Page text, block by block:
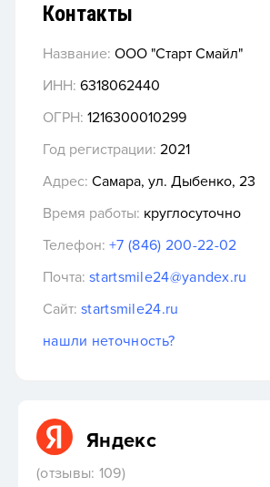
Контакты
Название: ООО "Старт Смайл"
ИНН: 6318062440
ОГРН: 1216300010299
Год регистрации: 2021
Адрес: Самара, ул. Дыбенко, 23
Время работы: круглосуточно
Телефон: +7 (846) 200-22-02
Почта: startsmile24@yandex.ru
Сайт: startsmile24.ru
нашли неточность?
Яндекс
(отзывы: 109)